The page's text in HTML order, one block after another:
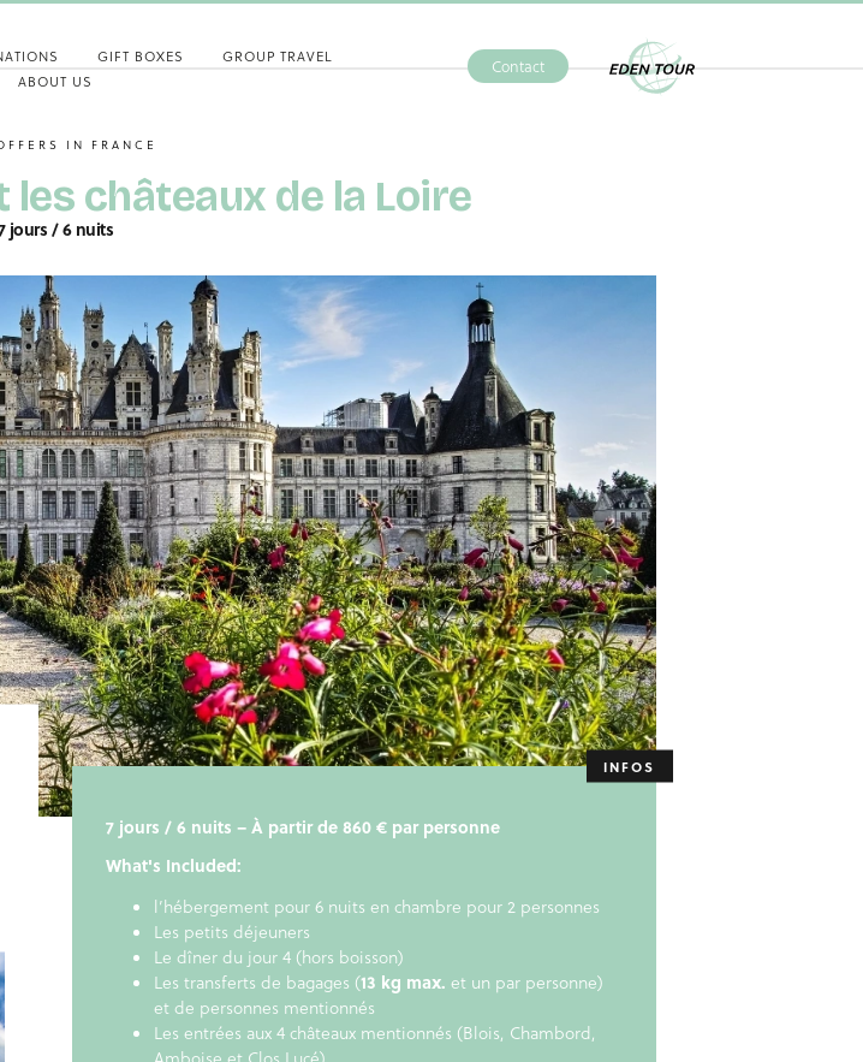
GIFT BOXES
GROUP TRAVEL
ABOUT US
Contact
IN FRANCE
les châteaux de la Loire
jours / 6 nuits
7 jours / 6 nuits – À partir de 860 € par personne
What's Included:
l’hébergement pour 6 nuits en chambre pour 2 personnes
Les petits déjeuners
Le dîner du jour 4 (hors boisson)
Les transferts de bagages (13 kg max. et un par personne)
et de personnes mentionnés
Les entrées aux 4 châteaux mentionnés (Blois, Chambord,